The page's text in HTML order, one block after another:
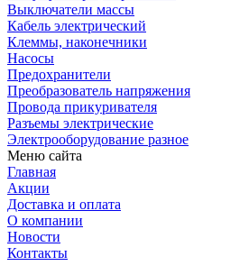
Выключатели массы
Кабель электрический
Клеммы, наконечники
Насосы
Предохранители
Преобразователь напряжения
Провода прикуривателя
Разъемы электрические
Электрооборудование разное
Меню сайта
Главная
Акции
Доставка и оплата
О компании
Новости
Контакты